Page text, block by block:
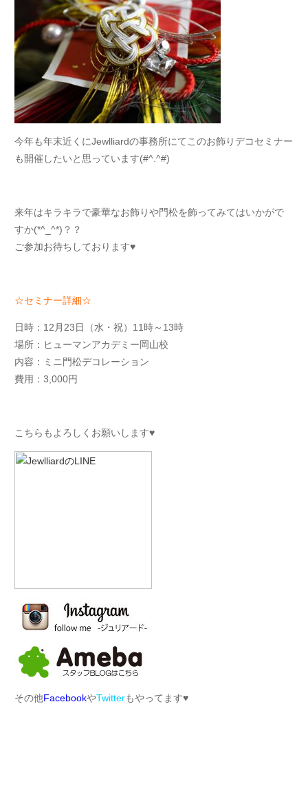
今年も年末近くにJewlliardの事務所にてこのお飾りデコセミナー
も開催したいと思っています(#^.^#)
来年はキラキラで豪華なお飾りや門松を飾ってみてはいかがで
すか(*^_^*)？？
ご参加お待ちしております♥
☆セミナー詳細☆
日時：12月23日（水・祝）11時～13時
場所：ヒューマンアカデミー岡山校
内容：ミニ門松デコレーション
費用：3,000円
こちらもよろしくお願いします♥︎
その他FacebookやTwitterもやってます♥︎